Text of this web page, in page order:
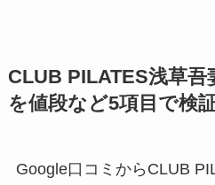
CLUB PILATES浅草吾
を値段など5項目で検
Google口コミからCLUB